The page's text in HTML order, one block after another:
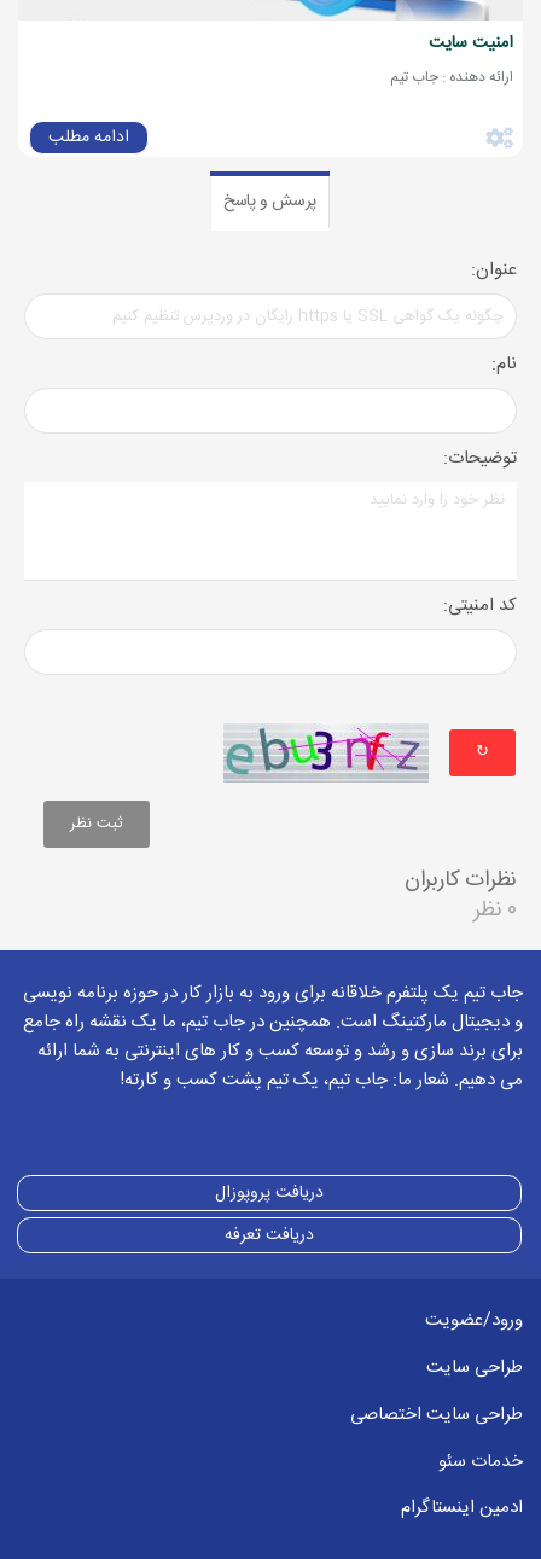
امنیت سایت
ارائه دهنده : جاب تیم
ادامه مطلب
پرسش و پاسخ
عنوان:
نام:
توضیحات:
کد امنیتی:
↻
نظرات کاربران
0 نظر
جاب تیم یک پلتفرم خلاقانه برای ورود به بازار کار در حوزه برنامه نویسی
و دیجیتال مارکتینگ است. همچنین در جاب تیم، ما یک نقشه راه جامع
برای برند سازی و رشد و توسعه کسب و کار های اینترنتی به شما ارائه
می دهیم. شعار ما: جاب تیم، یک تیم پشت کسب و کارته!
دریافت پروپوزال
دریافت تعرفه
ورود/عضویت
طراحی سایت
طراحی سایت اختصاصی
خدمات سئو
ادمین اینستاگرام